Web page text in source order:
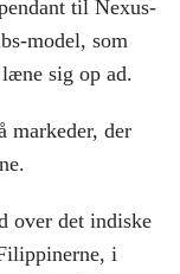
til Nexus-
model, som
sig op ad.
markeder, der
over det indiske
i